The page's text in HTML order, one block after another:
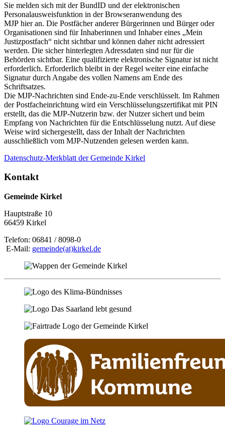
Sie melden sich mit der BundID und der elektronischen
Personalausweisfunktion in der Browseranwendung des
MJP hier an. Die Postfächer anderer Bürgerinnen und Bürger oder
Organisationen sind für Inhaberinnen und Inhaber eines „Mein
Justizpostfach“ nicht sichtbar und können daher nicht adressiert
werden. Die sicher hinterlegten Adressdaten sind nur für die
Behörden sichtbar. Eine qualifizierte elektronische Signatur ist nicht
erforderlich. Erforderlich bleibt in der Regel weiter eine einfache
Signatur durch Angabe des vollen Namens am Ende des
Schriftsatzes.
Die MJP-Nachrichten sind Ende-zu-Ende verschlüsselt. Im Rahmen
der Postfacheinrichtung wird ein Verschlüsselungszertifikat mit PIN
erstellt, das die MJP-Nutzerin bzw. der Nutzer sichert und beim
Empfang von Nachrichten für die Entschlüsselung nutzt. Auf diese
Weise wird sichergestellt, dass der Inhalt der Nachrichten
ausschließlich vom MJP-Nutzenden gelesen werden kann.
Datenschutz-Merkblatt der Gemeinde Kirkel
Kontakt
Gemeinde Kirkel
Hauptstraße 10
66459 Kirkel
Telefon: 06841 / 8098-0
E-Mail: gemeinde(at)kirkel.de